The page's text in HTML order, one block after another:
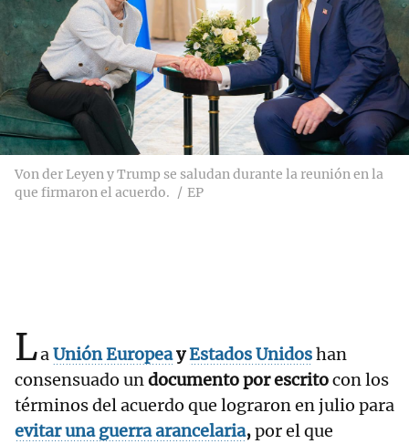
Von der Leyen y Trump se saludan durante la reunión en la
que firmaron el acuerdo.
EP
LaUnión EuropeayEstados Unidoshan
consensuado undocumento por escritocon los
términos del acuerdo que lograron en julio para
evitar una guerra arancelaria,por el que